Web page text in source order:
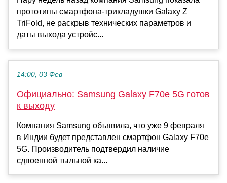
прототипы смартфона-трикладушки Galaxy Z
TriFold, не раскрыв технических параметров и
даты выхода устройс...
14:00, 03 Фев
Официально: Samsung Galaxy F70e 5G готов
к выходу
Компания Samsung объявила, что уже 9 февраля
в Индии будет представлен смартфон Galaxy F70e
5G. Производитель подтвердил наличие
сдвоенной тыльной ка...